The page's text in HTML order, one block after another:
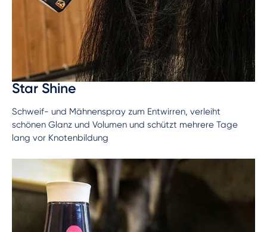
Star Shine
Schweif- und Mähnenspray zum Entwirren, verleiht
schönen Glanz und Volumen und schützt mehrere Tage
lang vor Knotenbildung